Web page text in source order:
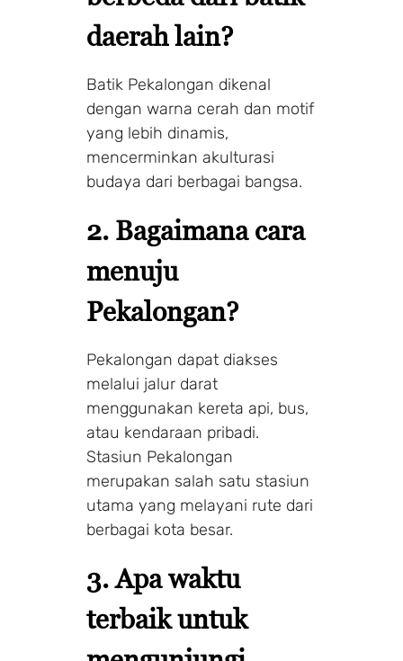
daerah lain?
Batik Pekalongan dikenal
dengan warna cerah dan motif
yang lebih dinamis,
mencerminkan akulturasi
budaya dari berbagai bangsa.
2. Bagaimana cara
menuju
Pekalongan?
Pekalongan dapat diakses
melalui jalur darat
menggunakan kereta api, bus,
atau kendaraan pribadi.
Stasiun Pekalongan
merupakan salah satu stasiun
utama yang melayani rute dari
berbagai kota besar.
3. Apa waktu
terbaik untuk
Make a Booking
1 Adults 1 Room
Search